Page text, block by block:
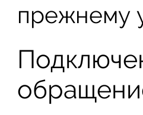
прежнему